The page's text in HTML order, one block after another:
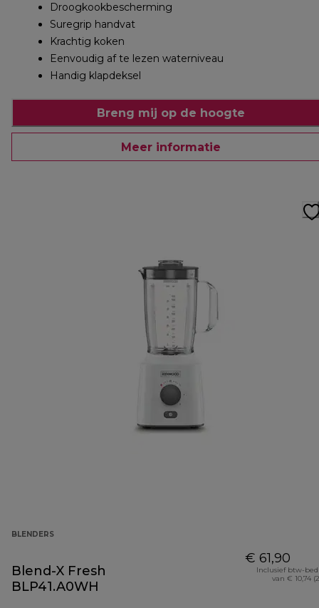
Droogkookbescherming
Suregrip handvat
Krachtig koken
Eenvoudig af te lezen waterniveau
Handig klapdeksel
Breng mij op de hoogte
Meer informatie
BLENDERS
Blend-X Fresh
BLP41.A0WH
€ 61,90
Inclusief btw-
van € 10,74